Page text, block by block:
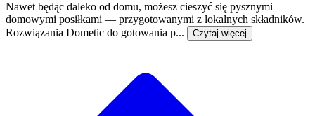
Nawet będąc daleko od domu, możesz cieszyć się pysznymi
domowymi posiłkami — przygotowanymi z lokalnych składników.
Rozwiązania Dometic do gotowania p...
Czytaj więcej